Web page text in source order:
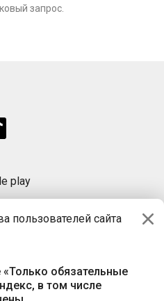
пользователей сайта
обязательные
в том числе
запрос.
play
БАЙ»
г. Минск, пр-т Независимости